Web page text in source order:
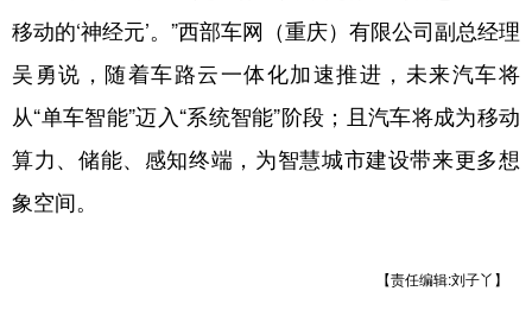
移动的‘神经元’。”西部车网（重庆）有限公司副总经理
吴勇说，随着车路云一体化加速推进，未来汽车将
从“单车智能”迈入“系统智能”阶段；且汽车将成为移动
算力、储能、感知终端，为智慧城市建设带来更多想
象空间。
【责任编辑:刘子丫】